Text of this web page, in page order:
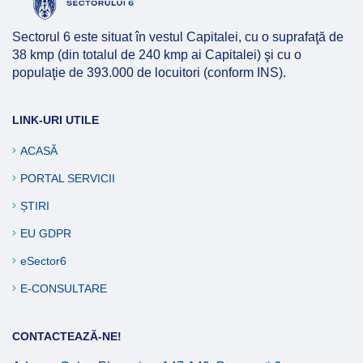
Afla mai multe
Afla mai multe
Sectorul 6 este situat în vestul Capitalei, cu o suprafaţă de
38 kmp (din totalul de 240 kmp ai Capitalei) şi cu o
populaţie de 393.000 de locuitori (conform INS).
LINK-URI UTILE
ACASĂ
PORTAL SERVICII
ȘTIRI
EU GDPR
eSector6
E-CONSULTARE
CONTACTEAZĂ-NE!